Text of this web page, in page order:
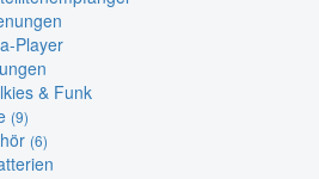
Player
& Funk
(9)
(6)